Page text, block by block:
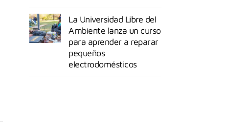
La Universidad Libre del
Ambiente lanza un curso
para aprender a reparar
pequeños
electrodomésticos